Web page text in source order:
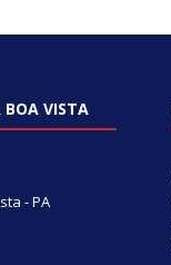
BOA VISTA
- PA